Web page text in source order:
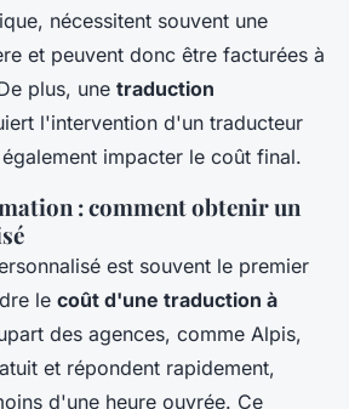
nécessitent souvent une
et peuvent donc être facturées à
plus, une traduction
l'intervention d'un traducteur
impacter le coût final.
: comment obtenir un
est souvent le premier
le coût d'une traduction à
des agences, comme Alpis,
et répondent rapidement,
d'une heure ouvrée. Ce